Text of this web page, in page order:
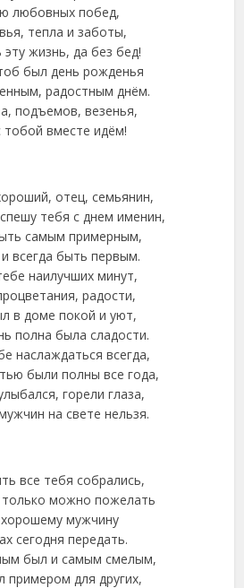
любовных побед,
тепла и заботы,
жизнь, да без бед!
был день рожденья
радостным днём.
подъемов, везенья,
вместе идём!
отец, семьянин,
тебя с днем именин,
самым примерным,
всегда быть первым.
наилучших минут,
радости,
в доме покой и уют,
полна была сладости.
наслаждаться всегда,
были полны все года,
горели глаза,
на свете нельзя.
все тебя собрались,
только можно пожелать
мужчину
сегодня передать.
был и самым смелым,
примером для других,